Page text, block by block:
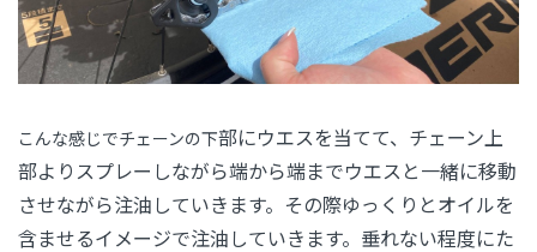
こんな感じでチェーンの下部にウエスを当てて、チェーン上
部よりスプレーしながら端から端までウエスと一緒に移動
させながら注油していきます。その際ゆっくりとオイルを
含ませるイメージで注油していきます。垂れない程度にた